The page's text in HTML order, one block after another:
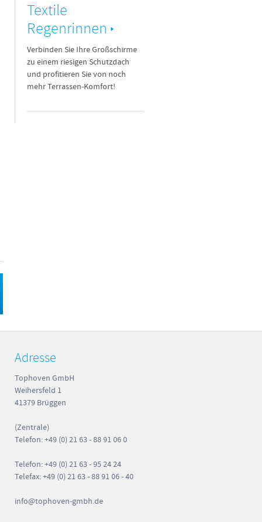
Textile
Regenrinnen
Verbinden Sie Ihre Großschirme
zu einem riesigen Schutzdach
und profitieren Sie von noch
mehr Terrassen-Komfort!
Adresse
Tophoven GmbH
Weihersfeld 1
41379 Brüggen
(Zentrale)
Telefon: +49 (0) 21 63 - 88 91 06 0
Telefon: +49 (0) 21 63 - 95 24 24
Telefax: +49 (0) 21 63 - 88 91 06 - 40
info@tophoven-gmbh.de